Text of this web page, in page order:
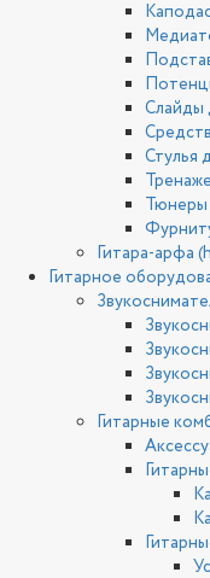
Слайды
Стулья
Тюнеры
Гитара-арфа
Гитарное
Гитарные